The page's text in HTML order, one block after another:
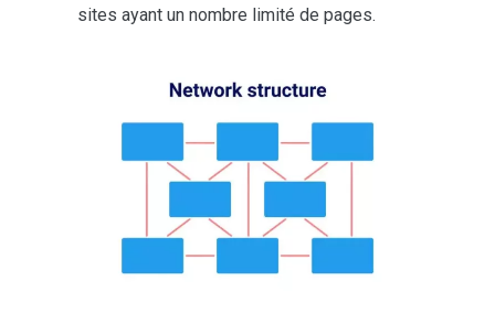
sites ayant un nombre limité de pages.